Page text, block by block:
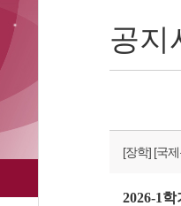
공지
[장학] [국
2026-1학